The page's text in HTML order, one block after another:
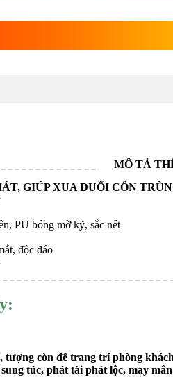
GIÚP XUA ĐUỔI CÔN
PU bóng mờ kỹ, sắc nét
độc đáo
còn để trang trí phòng
túc, phát tài phát lộc, may